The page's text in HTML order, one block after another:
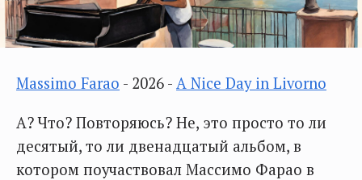
Massimo Farao - 2026 - A Nice Day in Livorno
А? Что? Повторяюсь? Не, это просто то ли
десятый, то ли двенадцатый альбом, в
котором поучаствовал Массимо Фарао в